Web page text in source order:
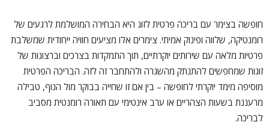
חופשה בצימר עם בריכה פרטית לזוג היא הבחירה המושלמת לרגעים של
רומנטיקה, שלווה ופינוק אמיתי. צימרים אלו מציעים חוויה ייחודית שמשלבת
פרטיות מלאה עם שירותים יוקרתיים, תוך התמקדות בצרכים וברצונות של
זוגות שמחפשים להתנתק מהשגרה ולהתחבר זה לזה. הבריכה הפרטית
מוסיפה מימד יוקרתי לחופשה – בין אם זו שחייה בבוקר מול הנוף, טבילה
מרעננת בשעות הצהריים או ערב אינטימי עם תאורה רומנטית מסביב
לבריכה.